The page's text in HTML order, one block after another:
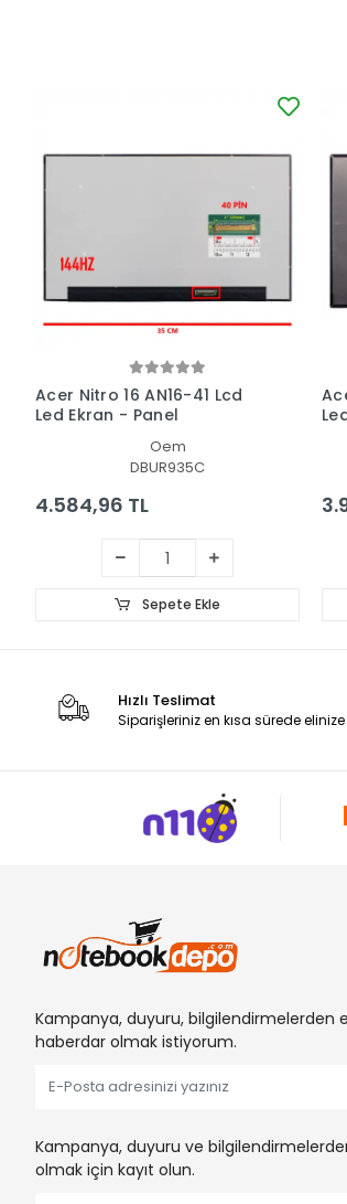
Acer Nitro 16 AN16-41 Lcd
Led Ekran - Panel
Oem
DBUR935C
4.584,96 TL
Sepete Ekle
Hızlı Teslimat
Siparişleriniz en kısa sürede elinize
Kampanya, duyuru, bilgilendirmelerden
haberdar olmak istiyorum.
Kampanya, duyuru ve
olmak için kayıt olun.